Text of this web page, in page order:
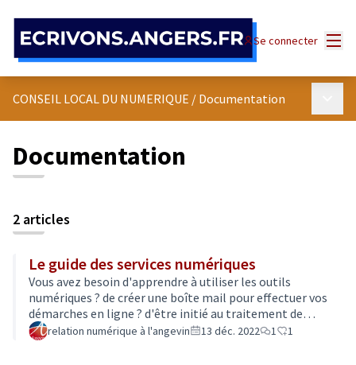
Se connecter
CONSEIL LOCAL DU NUMERIQUE / Documentation
Documentation
2 articles
Le guide des services numériques
Vous avez besoin d'apprendre à utiliser les outils
numériques ? de créer une boîte mail pour effectuer vos
démarches en ligne ? d'être initié au traitement de
texte par exemple pour réaliser votre curriculum vitae ?
d'utiliser un scanner ou une imprimante ? ou tout
relation numérique à l'angevin 13 déc. 2022 1 1